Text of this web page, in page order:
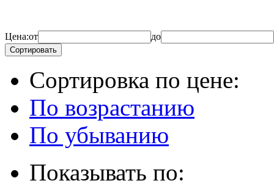
Цена:от до
Сортировать
Сортировка по цене:
По возрастанию
По убыванию
Показывать по: